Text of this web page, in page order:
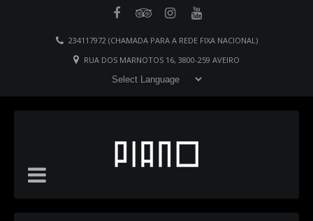
234117972 (CHAMADA PARA A REDE FIXA NACIONAL)
RUA DOS MARNOTOS 16, 3800-259 AVEIRO